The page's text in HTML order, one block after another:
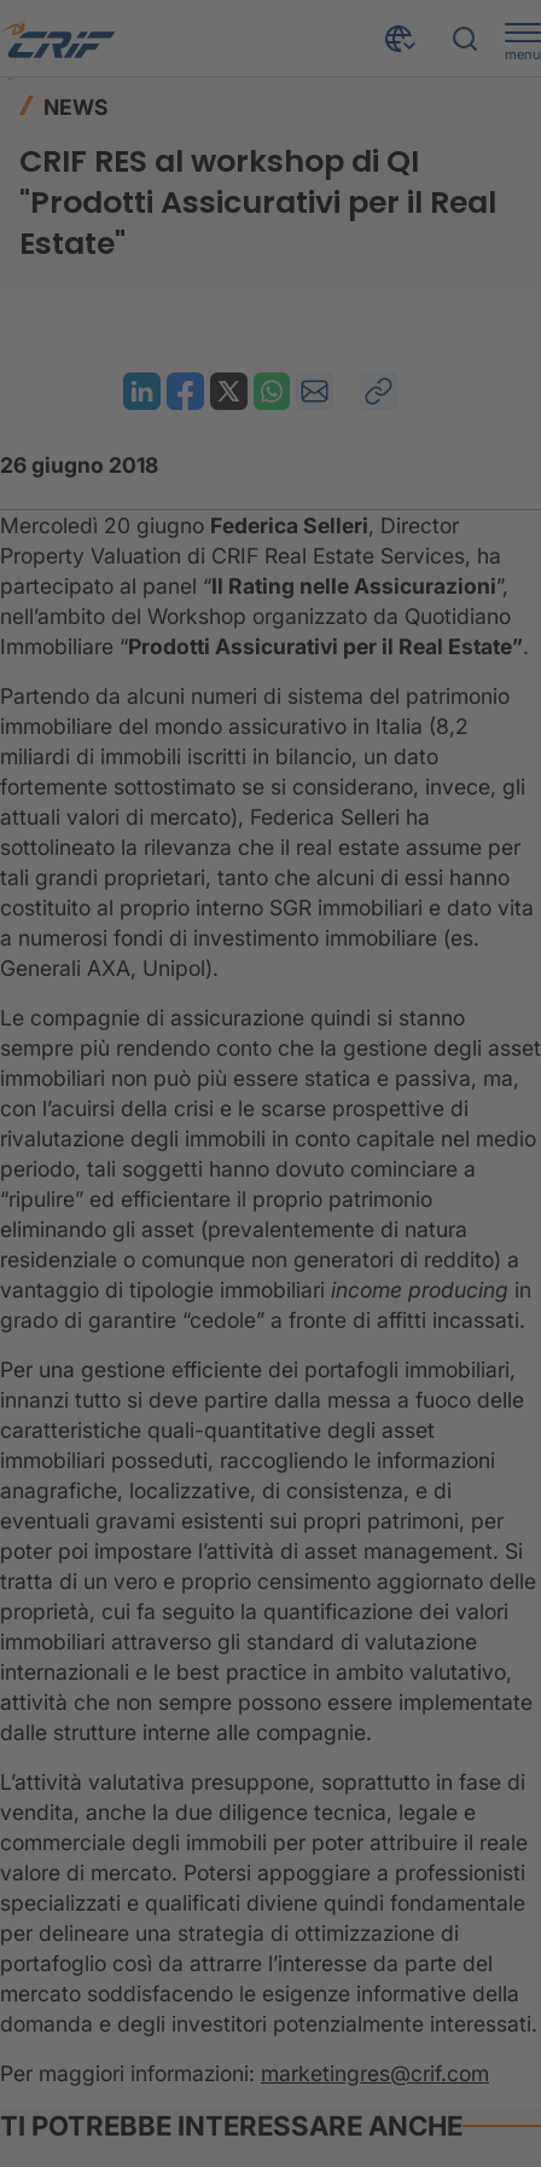
menu
NEWS
CRIF RES al workshop di QI
"Prodotti Assicurativi per il Real
Estate"
26 giugno 2018
Mercoledì 20 giugno Federica Selleri, Director
Property Valuation di CRIF Real Estate Services, ha
partecipato al panel “Il Rating nelle Assicurazioni”,
nell’ambito del Workshop organizzato da Quotidiano
Immobiliare “Prodotti Assicurativi per il Real Estate”.
Partendo da alcuni numeri di sistema del patrimonio
immobiliare del mondo assicurativo in Italia (8,2
miliardi di immobili iscritti in bilancio, un dato
fortemente sottostimato se si considerano, invece, gli
attuali valori di mercato), Federica Selleri ha
sottolineato la rilevanza che il real estate assume per
tali grandi proprietari, tanto che alcuni di essi hanno
costituito al proprio interno SGR immobiliari e dato vita
a numerosi fondi di investimento immobiliare (es.
Generali AXA, Unipol).
Le compagnie di assicurazione quindi si stanno
sempre più rendendo conto che la gestione degli asset
immobiliari non può più essere statica e passiva, ma,
con l’acuirsi della crisi e le scarse prospettive di
rivalutazione degli immobili in conto capitale nel medio
periodo, tali soggetti hanno dovuto cominciare a
“ripulire” ed efficientare il proprio patrimonio
eliminando gli asset (prevalentemente di natura
residenziale o comunque non generatori di reddito) a
vantaggio di tipologie immobiliari income producing in
grado di garantire “cedole” a fronte di affitti incassati.
Per una gestione efficiente dei portafogli immobiliari,
innanzi tutto si deve partire dalla messa a fuoco delle
caratteristiche quali-quantitative degli asset
immobiliari posseduti, raccogliendo le informazioni
anagrafiche, localizzative, di consistenza, e di
eventuali gravami esistenti sui propri patrimoni, per
poter poi impostare l’attività di asset management. Si
tratta di un vero e proprio censimento aggiornato delle
proprietà, cui fa seguito la quantificazione dei valori
immobiliari attraverso gli standard di valutazione
internazionali e le best practice in ambito valutativo,
attività che non sempre possono essere implementate
dalle strutture interne alle compagnie.
L’attività valutativa presuppone, soprattutto in fase di
vendita, anche la due diligence tecnica, legale e
commerciale degli immobili per poter attribuire il reale
valore di mercato. Potersi appoggiare a professionisti
specializzati e qualificati diviene quindi fondamentale
per delineare una strategia di ottimizzazione di
portafoglio così da attrarre l’interesse da parte del
mercato soddisfacendo le esigenze informative della
domanda e degli investitori potenzialmente interessati.
Per maggiori informazioni: marketingres@crif.com
TI POTREBBE INTERESSARE ANCHE